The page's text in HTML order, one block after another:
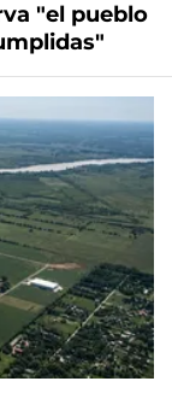
"el pueblo